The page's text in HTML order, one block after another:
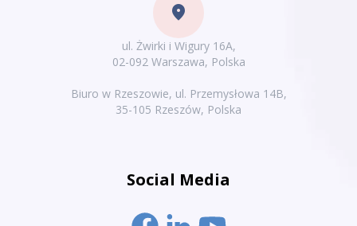
location_on
ul. Żwirki i Wigury 16A,
02-092 Warszawa, Polska
Biuro w Rzeszowie, ul. Przemysłowa 14B,
35-105 Rzeszów, Polska
Social Media